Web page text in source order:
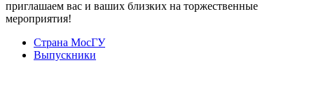
приглашаем вас и ваших близких на торжественные
мероприятия!
Страна МосГУ
Выпускники